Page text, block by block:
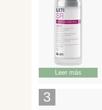
Leer más